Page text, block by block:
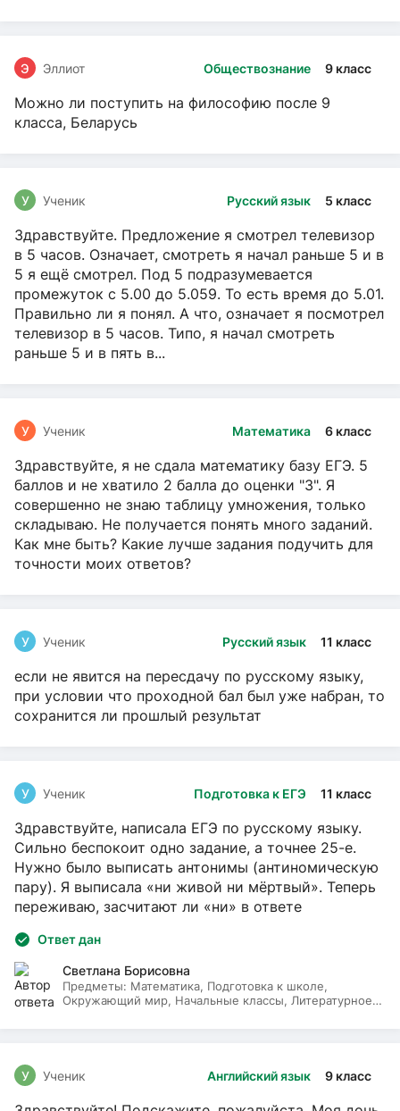
Обществознание 9 класс
Э Эллиот
Можно ли поступить на философию после 9
класса, Беларусь
Русский язык 5 класс
У Ученик
Здравствуйте. Предложение я смотрел телевизор
в 5 часов. Означает, смотреть я начал раньше 5 и в
5 я ещё смотрел. Под 5 подразумевается
промежуток с 5.00 до 5.059. То есть время до 5.01.
Правильно ли я понял. А что, означает я посмотрел
телевизор в 5 часов. Типо, я начал смотреть
раньше 5 и в пять в...
Математика 6 класс
У Ученик
Здравствуйте, я не сдала математику базу ЕГЭ. 5
баллов и не хватило 2 балла до оценки "3". Я
совершенно не знаю таблицу умножения, только
складываю. Не получается понять много заданий.
Как мне быть? Какие лучше задания подучить для
точности моих ответов?
Русский язык 11 класс
У Ученик
если не явится на пересдачу по русскому языку,
при условии что проходной бал был уже набран, то
сохранится ли прошлый результат
Подготовка к ЕГЭ 11 класс
У Ученик
Здравствуйте, написала ЕГЭ по русскому языку.
Сильно беспокоит одно задание, а точнее 25-е.
Нужно было выписать антонимы (антиномическую
пару). Я выписала «ни живой ни мёртвый». Теперь
переживаю, засчитают ли «ни» в ответе
Ответ дан
Светлана Борисовна
Предметы: Математика, Подготовка к школе,
Окружающий мир, Начальные классы, Литературное
Английский язык 9 класс
У Ученик